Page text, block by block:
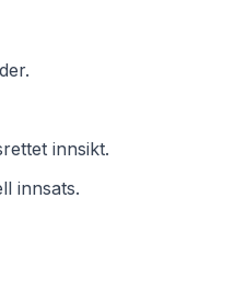
innsikt.
innsats.